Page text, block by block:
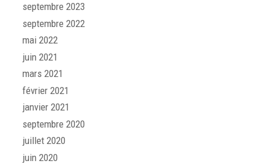
septembre 2023
septembre 2022
mai 2022
juin 2021
mars 2021
février 2021
janvier 2021
septembre 2020
juillet 2020
juin 2020